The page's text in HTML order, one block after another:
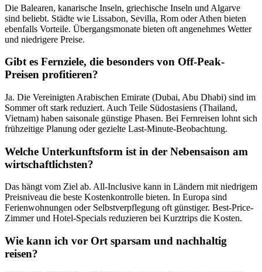
Die Balearen, kanarische Inseln, griechische Inseln und Algarve
sind beliebt. Städte wie Lissabon, Sevilla, Rom oder Athen bieten
ebenfalls Vorteile. Übergangsmonate bieten oft angenehmes Wetter
und niedrigere Preise.
Gibt es Fernziele, die besonders von Off-Peak-
Preisen profitieren?
Ja. Die Vereinigten Arabischen Emirate (Dubai, Abu Dhabi) sind im
Sommer oft stark reduziert. Auch Teile Südostasiens (Thailand,
Vietnam) haben saisonale günstige Phasen. Bei Fernreisen lohnt sich
frühzeitige Planung oder gezielte Last-Minute-Beobachtung.
Welche Unterkunftsform ist in der Nebensaison am
wirtschaftlichsten?
Das hängt vom Ziel ab. All-Inclusive kann in Ländern mit niedrigem
Preisniveau die beste Kostenkontrolle bieten. In Europa sind
Ferienwohnungen oder Selbstverpflegung oft günstiger. Best-Price-
Zimmer und Hotel-Specials reduzieren bei Kurztrips die Kosten.
Wie kann ich vor Ort sparsam und nachhaltig
reisen?